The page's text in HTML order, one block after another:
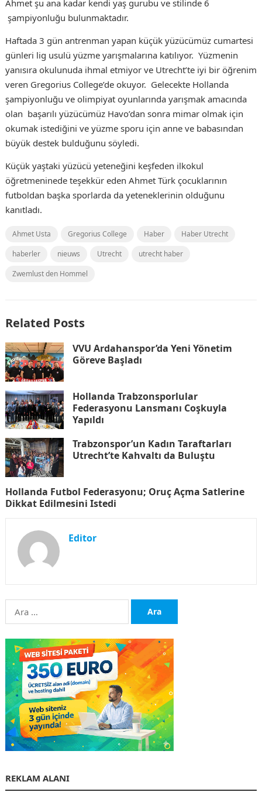
Ahmet şu ana kadar kendi yaş gurubu ve stilinde 6
şampiyonluğu bulunmaktadır.
Haftada 3 gün antrenman yapan küçük yüzücümüz cumartesi
günleri lig usulü yüzme yarışmalarına katılıyor. Yüzmenin
yanısıra okulunuda ihmal etmiyor ve Utrecht’te iyi bir öğrenim
veren Gregorius College’de okuyor. Gelecekte Hollanda
şampiyonluğu ve olimpiyat oyunlarında yarışmak amacında
olan başarılı yüzücümüz Havo’dan sonra mimar olmak için
okumak istediğini ve yüzme sporu için anne ve babasından
büyük destek bulduğunu söyledi.
Küçük yaştaki yüzücü yeteneğini keşfeden ilkokul
öğretmeninede teşekkür eden Ahmet Türk çocuklarının
futboldan başka sporlarda da yeteneklerinin olduğunu
kanıtladı.
Ahmet Usta Gregorius College Haber
Haber Utrecht
haberler
nieuws Utrecht
utrecht haber
Zwemlust den Hommel
Related Posts
VVU Ardahanspor’da Yeni Yönetim
Göreve Başladı
Hollanda Trabzonsporlular
Federasyonu Lansmanı Coşkuyla
Yapıldı
Trabzonspor’un Kadın Taraftarları
Utrecht’te Kahvaltı da Buluştu
Hollanda Futbol Federasyonu; Oruç Açma Satlerine
Dikkat Edilmesini Istedi
Editor
Arama:
REKLAM ALANI